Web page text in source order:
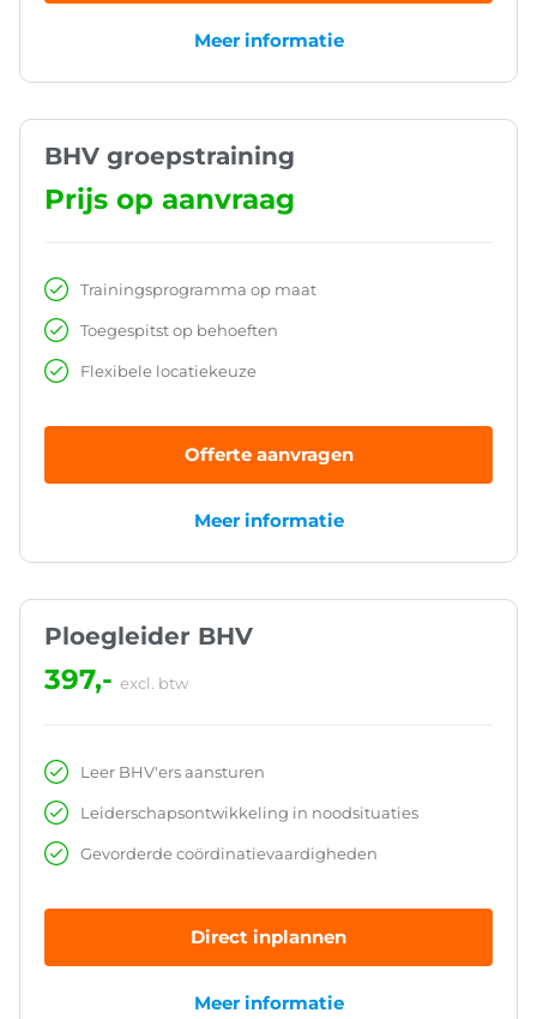
Meer informatie
BHV groepstraining
Prijs op aanvraag
Trainingsprogramma op maat
Toegespitst op behoeften
Flexibele locatiekeuze
Offerte aanvragen
Meer informatie
Ploegleider BHV
397,- excl. btw
Leer BHV'ers aansturen
Leiderschapsontwikkeling in noodsituaties
Gevorderde coördinatievaardigheden
Direct inplannen
Meer informatie